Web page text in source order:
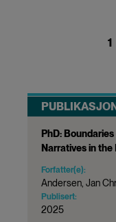
1
PhD:
Narratives in
Forfatter(e):
Andersen, Jan
Publisert:
2025